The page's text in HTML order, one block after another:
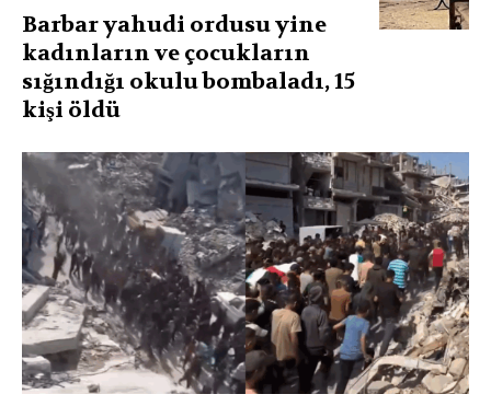
Barbar yahudi ordusu yine
kadınların ve çocukların
sığındığı okulu bombaladı, 15
kişi öldü